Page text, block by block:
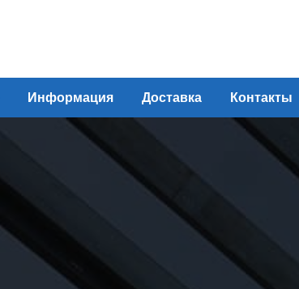
Информация Доставка Контакты